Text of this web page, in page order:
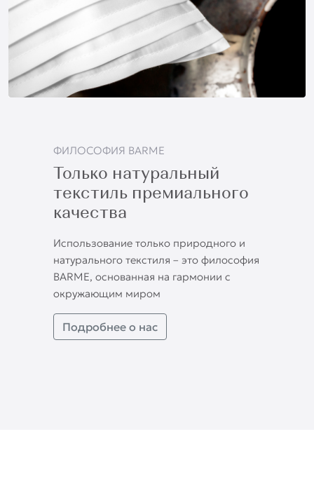
ФИЛОСОФИЯ BARME
Только натуральный
текстиль премиального
качества
Использование только природного и
натурального текстиля – это философия
BARME, основанная на гармонии с
окружающим миром
Подробнее о нас